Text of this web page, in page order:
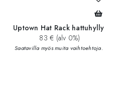
Uptown Hat Rack hattuhylly
83 € (alv 0%)
Saatavilla myös muita vaihtoehtoja.